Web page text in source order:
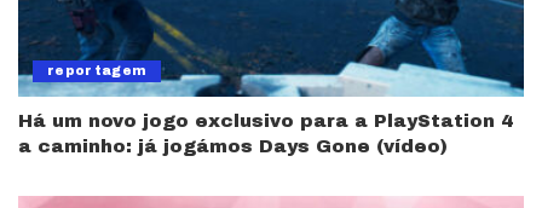
reportagem
Há um novo jogo exclusivo para a PlayStation 4
a caminho: já jogámos Days Gone (vídeo)